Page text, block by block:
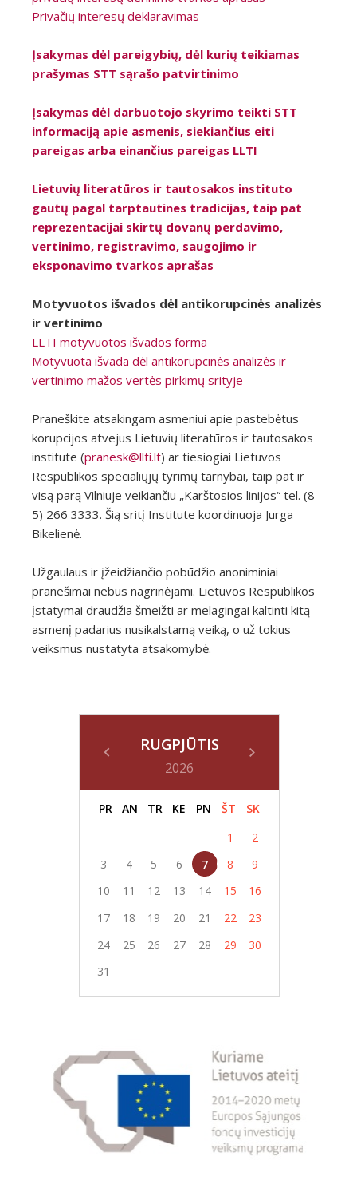
Privačių interesų deklaravimas
Įsakymas dėl pareigybių, dėl kurių teikiamas
prašymas STT sąrašo patvirtinimo
Įsakymas dėl darbuotojo skyrimo teikti STT
informaciją apie asmenis, siekiančius eiti
pareigas arba einančius pareigas LLTI
Lietuvių literatūros ir tautosakos instituto
gautų pagal tarptautines tradicijas, taip pat
reprezentacijai skirtų dovanų perdavimo,
vertinimo, registravimo, saugojimo ir
eksponavimo tvarkos aprašas
Motyvuotos išvados dėl antikorupcinės analizės
ir vertinimo
LLTI motyvuotos išvados forma
Motyvuota išvada dėl antikorupcinės analizės ir
vertinimo mažos vertės pirkimų srityje
Praneškite atsakingam asmeniui apie pastebėtus
korupcijos atvejus Lietuvių literatūros ir tautosakos
institute (pranesk@llti.lt) ar tiesiogiai Lietuvos
Respublikos specialiųjų tyrimų tarnybai, taip pat ir
visą parą Vilniuje veikiančiu „Karštosios linijos“ tel. (8
5) 266 3333. Šią sritį Institute koordinuoja Jurga
Bikelienė.
Užgaulaus ir įžeidžiančio pobūdžio anoniminiai
pranešimai nebus nagrinėjami. Lietuvos Respublikos
įstatymai draudžia šmeižti ar melagingai kaltinti kitą
asmenį padarius nusikalstamą veiką, o už tokius
veiksmus nustatyta atsakomybė.
RUGPJŪTIS
2026
PR AN TR KE PN ŠT
SK
1
2
3
4 5 6 7 8
9
10
11 12 13 14 15
16
17
18 19 20 21 22
23
24
25 26 27 28 29
30
31